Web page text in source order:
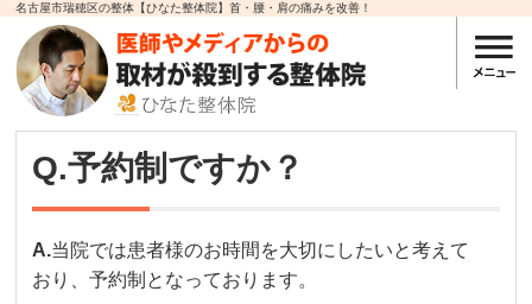
名古屋市瑞穂区の整体【ひなた整体院】首・腰・肩の痛みを改善！
Q.予約制ですか？
A.当院では患者様のお時間を大切にしたいと考えて
おり、予約制となっております。